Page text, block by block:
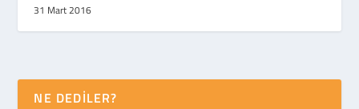
31 Mart 2016
NE DEDİLER?